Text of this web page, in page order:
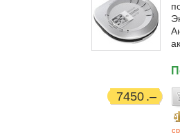
7450